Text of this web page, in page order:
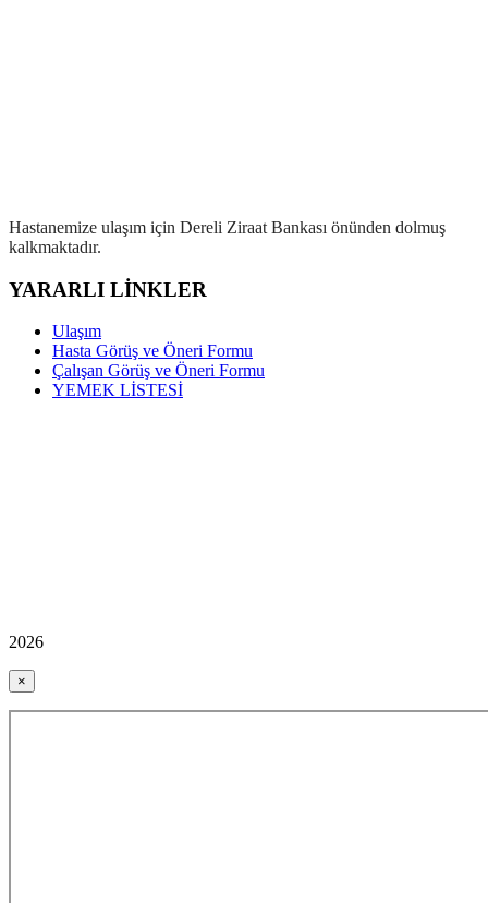
Hastanemize ulaşım için Dereli Ziraat Bankası önünden dolmuş
kalkmaktadır.
YARARLI LİNKLER
Ulaşım
Hasta Görüş ve Öneri Formu
Çalışan Görüş ve Öneri Formu
YEMEK LİSTESİ
2026
×